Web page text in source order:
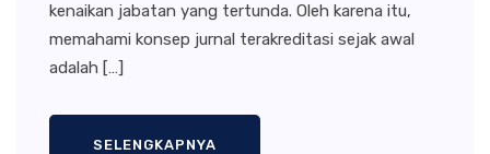
kenaikan jabatan yang tertunda. Oleh karena itu,
memahami konsep jurnal terakreditasi sejak awal
adalah […]
SELENGKAPNYA